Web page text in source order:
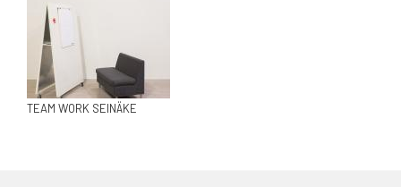
TEAM WORK SEINÄKE